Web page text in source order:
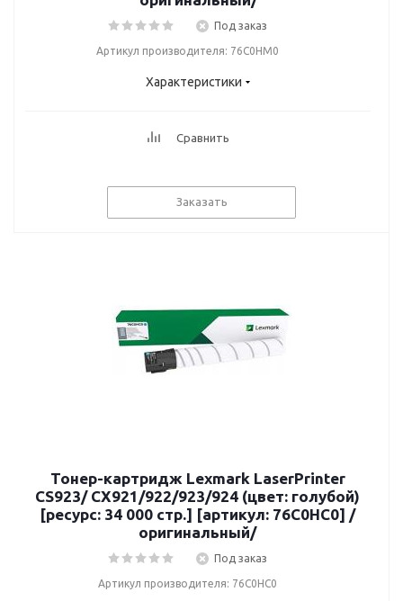
Под заказ
Артикул производителя: 76C0HM0
Характеристики
Сравнить
Заказать
Тонер-картридж Lexmark LaserPrinter
CS923/ CX921/922/923/924 (цвет: голубой)
[ресурс: 34 000 стр.] [артикул: 76C0HC0] /
оригинальный/
Под заказ
Артикул производителя: 76C0HC0